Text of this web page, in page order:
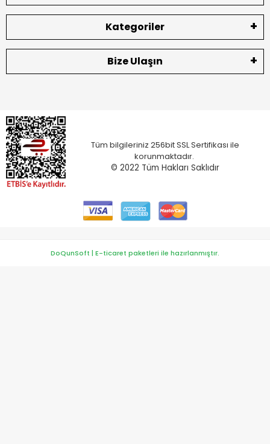
Kategoriler
Bize Ulaşın
Tüm bilgileriniz 256bit SSL Sertifikası ile
korunmaktadır.
© 2022 Tüm Hakları Saklıdır
DoQunSoft | E-ticaret paketleri ile hazırlanmıştır.